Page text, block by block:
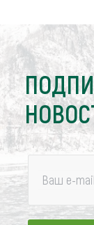
Ваш e-mail